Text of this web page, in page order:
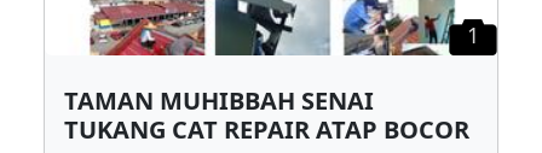
1
TAMAN MUHIBBAH SENAI
TUKANG CAT REPAIR ATAP BOCOR